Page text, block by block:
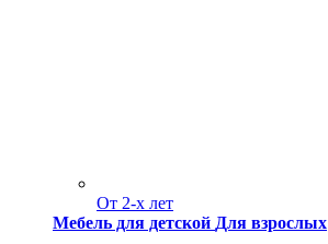
От 2-х лет
Мебель для детской Для взрослых